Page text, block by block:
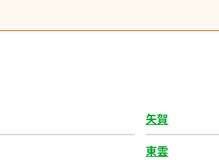
矢賀
東雲